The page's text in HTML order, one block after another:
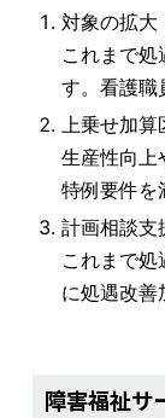
対象の拡大
これまで
す。看護職
上乗せ加算
生産性向上
特例要件を
計画相談支
これまで
に処遇改善
障害福祉サ